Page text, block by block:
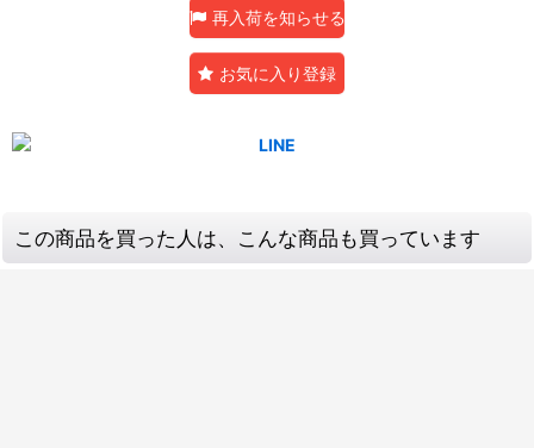
再入荷を知らせる
お気に入り登録
この商品を買った人は、こんな商品も買っています